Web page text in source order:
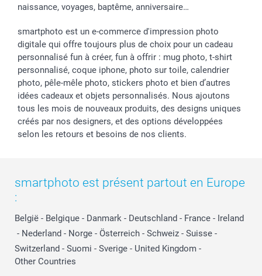
naissance, voyages, baptême, anniversaire…
smartphoto est un e-commerce d'impression photo
digitale qui offre toujours plus de choix pour un cadeau
personnalisé fun à créer, fun à offrir : mug photo, t-shirt
personnalisé, coque iphone, photo sur toile, calendrier
photo, pêle-mêle photo, stickers photo et bien d’autres
idées cadeaux et objets personnalisés. Nous ajoutons
tous les mois de nouveaux produits, des designs uniques
créés par nos designers, et des options développées
selon les retours et besoins de nos clients.
smartphoto est présent partout en Europe
:
België - Belgique - Danmark - Deutschland - France - Ireland
- Nederland - Norge - Österreich - Schweiz - Suisse -
Switzerland - Suomi - Sverige - United Kingdom -
Other Countries